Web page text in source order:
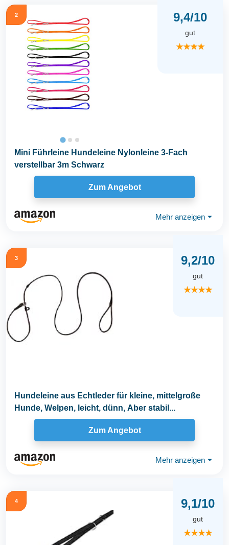
2 9,4/10
gut
★★★★
Mini Führleine Hundeleine Nylonleine 3-Fach
verstellbar 3m Schwarz
Zum Angebot
Mehr anzeigen ⏷
3 9,2/10
gut
★★★★
Hundeleine aus Echtleder für kleine, mittelgroße
Hunde, Welpen, leicht, dünn, Aber stabil...
Zum Angebot
Mehr anzeigen ⏷
4 9,1/10
gut
★★★★